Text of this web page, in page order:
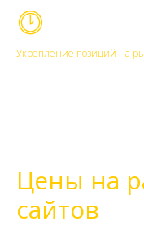
Укрепление позиций на
Цены на
сайтов